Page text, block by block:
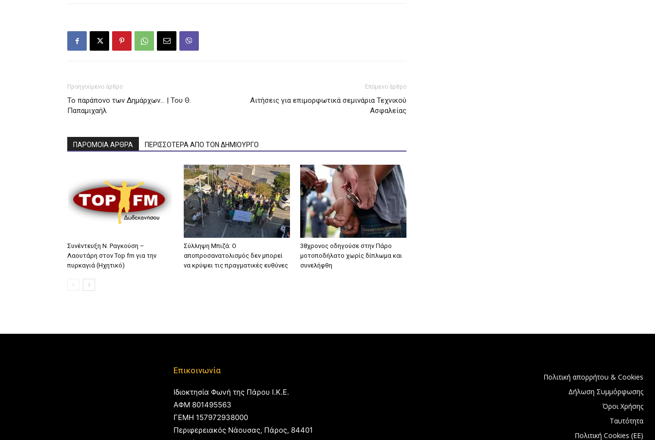
Προηγούμενο άρθρο
Το παράπονο των Δημάρχων… | Του Θ.
Παπαμιχαήλ
Επόμενο άρθρο
Αιτήσεις για επιμορφωτικά σεμινάρια Τεχνικού
Ασφαλείας
ΠΑΡΟΜΟΙΑ ΑΡΘΡΑ ΠΕΡΙΣΣΟΤΕΡΑ ΑΠΟ ΤΟΝ ΔΗΜΙΟΥΡΓΟ
Συνέντευξη Ν. Ραγκούση –
Λαουτάρη στον Top fm για την
πυρκαγιά (Ηχητικό)
Σύλληψη Μπιζά: Ο
αποπροσανατολισμός δεν μπορεί
να κρύψει τις πραγματικές ευθύνες
38χρονος οδηγούσε στην Πάρο
μοτοποδήλατο χωρίς δίπλωμα και
συνελήφθη
Επικοινωνία
Ιδιοκτησία Φωνή της Πάρου Ι.Κ.Ε.
ΑΦΜ 801495563
ΓΕΜΗ 157972938000
Περιφερειακός Νάουσας, Πάρος, 84401
Πολιτική απορρήτου & Cookies
Δήλωση Συμμόρφωσης
Όροι Χρήσης
Ταυτότητα
Πολιτική Cookies (ΕΕ)